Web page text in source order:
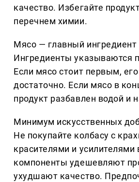
качество. Избегайте
перечнем химии.
Мясо — главный ингредиент
Ингредиенты указываются
Если мясо стоит первым,
достаточно. Если мясо в
продукт разбавлен водой и
Минимум искусственных
Не покупайте колбасу с
красителями и усилителями
компоненты удешевляют
ухудшают качество.